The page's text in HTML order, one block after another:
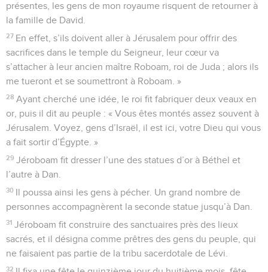
présentes, les gens de mon royaume risquent de retourner à
la famille de David.
27 En effet, s’ils doivent aller à Jérusalem pour offrir des
sacrifices dans le temple du Seigneur, leur cœur va
s’attacher à leur ancien maître Roboam, roi de Juda ; alors ils
me tueront et se soumettront à Roboam. »
28 Ayant cherché une idée, le roi fit fabriquer deux veaux en
or, puis il dit au peuple : « Vous êtes montés assez souvent à
Jérusalem. Voyez, gens d’Israël, il est ici, votre Dieu qui vous
a fait sortir d’Égypte. »
29 Jéroboam fit dresser l’une des statues d’or à Béthel et
l’autre à Dan.
30 Il poussa ainsi les gens à pécher. Un grand nombre de
personnes accompagnèrent la seconde statue jusqu’à Dan.
31 Jéroboam fit construire des sanctuaires près des lieux
sacrés, et il désigna comme prêtres des gens du peuple, qui
ne faisaient pas partie de la tribu sacerdotale de Lévi.
32